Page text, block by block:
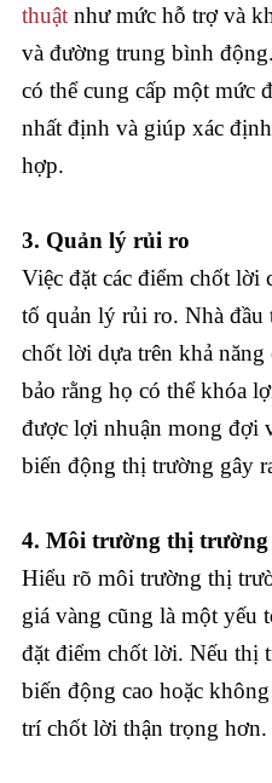
thuậtnhư mức hỗ trợ và
và đường trung bình
có thể cung cấp một mức
nhất định và giúp xác
hợp.
3. Quản lý rủi ro
Việc đặt các điểm chốt lời
tố quản lý rủi ro. Nhà
chốt lời dựa trên khả
bảo rằng họ có thể khóa
được lợi nhuận mong đợi
biến động thị trường gây
4. Môi trường thị trường
Hiểu rõ môi trường thị
giá vàng cũng là một yếu
đặt điểm chốt lời. Nếu thị
biến động cao hoặc
trí chốt lời thận trọng hơn.